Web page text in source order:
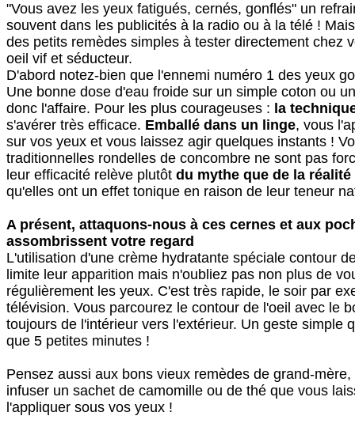
"Vous avez les yeux fatigués, cernés, gonflés" un
souvent dans les publicités à la radio ou à la télé !
des petits remèdes simples à tester directement chez
oeil vif et séducteur.
D'abord notez-bien que l'ennemi numéro 1 des yeux
Une bonne dose d'eau froide sur un simple coton ou
donc l'affaire. Pour les plus courageuses : la
s'avérer très efficace. Emballé dans un linge, vous
sur vos yeux et vous laissez agir quelques instants !
traditionnelles rondelles de concombre ne sont pas
leur efficacité relève plutôt du mythe que de la réalité
qu'elles ont un effet tonique en raison de leur teneur
A présent, attaquons-nous à ces cernes et aux
assombrissent votre regard
L'utilisation d'une crème hydratante spéciale contour
limite leur apparition mais n'oubliez pas non plus de
régulièrement les yeux. C'est très rapide, le soir par
télévision. Vous parcourez le contour de l'oeil avec le
toujours de l'intérieur vers l'extérieur. Un geste simple
que 5 petites minutes !
Pensez aussi aux bons vieux remèdes de grand-
infuser un sachet de camomille ou de thé que vous
l'appliquer sous vos yeux !